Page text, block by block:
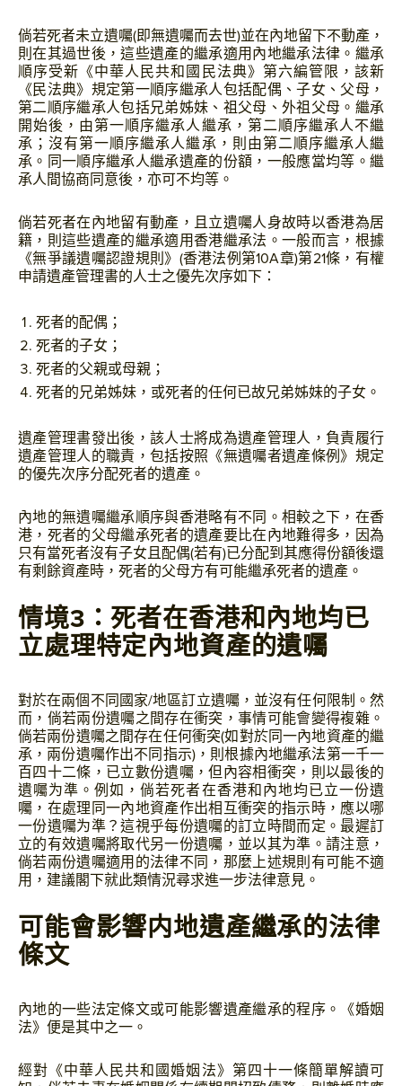
倘若死者未立遺囑(即無遺囑而去世)並在內地留下不動產，
則在其過世後，這些遺產的繼承適用內地繼承法律。繼承
順序受新《中華人民共和國民法典》第六編管限，該新
《民法典》規定第一順序繼承人包括配偶、子女、父母，
第二順序繼承人包括兄弟姊妹、祖父母、外祖父母。繼承
開始後，由第一順序繼承人繼承，第二順序繼承人不繼
承；沒有第一順序繼承人繼承，則由第二順序繼承人繼
承。同一順序繼承人繼承遺產的份額，一般應當均等。繼
承人間協商同意後，亦可不均等。
倘若死者在內地留有動產，且立遺囑人身故時以香港為居
籍，則這些遺產的繼承適用香港繼承法。一般而言，根據
《無爭議遺囑認證規則》(香港法例第10A章)第21條，有權
申請遺產管理書的人士之優先次序如下：
死者的配偶；
死者的子女；
死者的父親或母親；
死者的兄弟姊妹，或死者的任何已故兄弟姊妹的子女。
遺產管理書發出後，該人士將成為遺產管理人，負責履行
遺產管理人的職責，包括按照《無遺囑者遺產條例》規定
的優先次序分配死者的遺產。
內地的無遺囑繼承順序與香港略有不同。相較之下，在香
港，死者的父母繼承死者的遺產要比在內地難得多，因為
只有當死者沒有子女且配偶(若有)已分配到其應得份額後還
有剩餘資產時，死者的父母方有可能繼承死者的遺產。
情境3：死者在香港和內地均已
立處理特定內地資產的遺囑
對於在兩個不同國家/地區訂立遺囑，並沒有任何限制。然
而，倘若兩份遺囑之間存在衝突，事情可能會變得複雜。
倘若兩份遺囑之間存在任何衝突(如對於同一內地資產的繼
承，兩份遺囑作出不同指示)，則根據內地繼承法第一千一
百四十二條，已立數份遺囑，但內容相衝突，則以最後的
遺囑为準。例如，倘若死者在香港和內地均已立一份遺
囑，在處理同一內地資產作出相互衝突的指示時，應以哪
一份遺囑为準？這視乎每份遺囑的訂立時間而定。最遲訂
立的有效遺囑將取代另一份遺囑，並以其为準。請注意，
倘若兩份遺囑適用的法律不同，那麼上述規則有可能不適
用，建議閣下就此類情況尋求進一步法律意見。
可能會影響内地遺產繼承的法律
條文
內地的一些法定條文或可能影響遺產繼承的程序。《婚姻
法》便是其中之一。
經對《中華人民共和國婚姻法》第四十一條簡單解讀可